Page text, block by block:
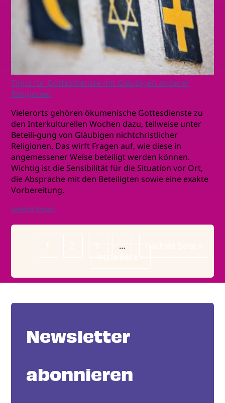
Tipps für Gottesdienste mit Gläubigen anderer
Religionen
Vielerorts gehören ökumenische Gottesdienste zu
den Interkulturellen Wochen dazu, teilweise unter
Beteili-gung von Gläubigen nichtchristlicher
Religionen. Das wirft Fragen auf, wie diese in
angemessener Weise beteiligt werden können.
Wichtig ist die Sensibilität für die Situation vor Ort,
die Absprache mit den Beteiligten sowie eine exakte
Vorbereitung.
weiterlesen
…
Newsletter
abonnieren